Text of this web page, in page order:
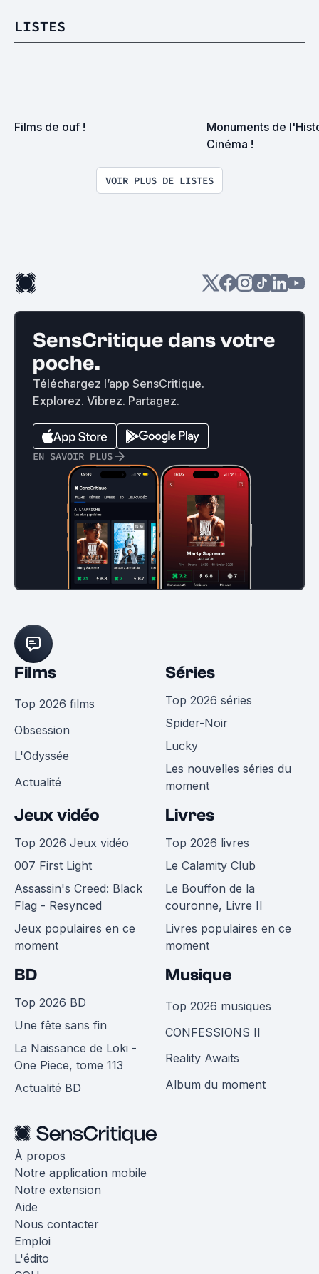
LISTES
Films de ouf !
Monuments de
Cinéma !
VOIR PLUS DE LISTES
SensCritique dans votre
poche.
Téléchargez l’app SensCritique.
Explorez. Vibrez. Partagez.
EN SAVOIR PLUS
Films
Top 2026 films
Obsession
L'Odyssée
Actualité
Séries
Top 2026 séries
Spider-Noir
Lucky
Les nouvelles séries du
moment
Jeux vidéo
Top 2026 Jeux vidéo
007 First Light
Assassin's Creed: Black
Flag - Resynced
Jeux populaires en ce
moment
Livres
Top 2026 livres
Le Calamity Club
Le Bouffon de la
couronne, Livre II
Livres populaires en ce
moment
BD
Top 2026 BD
Une fête sans fin
La Naissance de Loki -
One Piece, tome 113
Actualité BD
Musique
Top 2026 musiques
CONFESSIONS II
Reality Awaits
Album du moment
À propos
Notre application mobile
Notre extension
Aide
Nous contacter
Emploi
L'édito